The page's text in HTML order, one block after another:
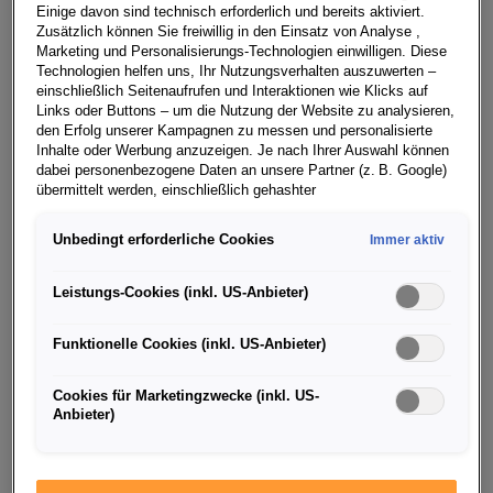
Erfolgsgeschichte. Der populäre Kleinwagen ist mit
neu gestalteten Front- und Heckschürzen, den
erstmals verfügbaren LED-Scheinwerfern und LED-
Heckleuchten sowie einem feineren Interieur jetzt
noch attraktiver. Drehfreudige und effiziente 1,0-Liter
Benzinmotoren sowie zusätzliche Assistenzsysteme
prägen den modernen Charakter des ŠKODA FABIA.
Internationalen Automobilsalon 2018 in Genf
Halbjahr 2018.
Neue Designakzente prägen Exterieur und Interieur
Das modifizierte Design der Front- und der Heckschürze
sorgt für ein besonders hochwertiges Erscheinungsbild.
Scheinwerfer und Nebelscheinwerfer mit neuen
Einige davon sind technisch erforderlich und bereits aktiviert.
Zusätzlich können Sie freiwillig in den Einsatz von Analyse ,
Marketing und Personalisierungs-Technologien einwilligen. Diese
Technologien helfen uns, Ihr Nutzungsverhalten auszuwerten –
einschließlich Seitenaufrufen und Interaktionen wie Klicks auf
Links oder Buttons – um die Nutzung der Website zu analysieren,
den Erfolg unserer Kampagnen zu messen und personalisierte
Inhalte oder Werbung anzuzeigen. Je nach Ihrer Auswahl können
dabei personenbezogene Daten an unsere Partner (z. B. Google)
übermittelt werden, einschließlich gehashter
(z. B. E Mail Adresse oder Telefonnummer).
Dienste der Google Ireland Ltd., die personenbezogene Daten an
die Google LLC in den USA weiterleiten kann. In den USA besteht
und eingeschränkte Rechtsschutzmöglichkeiten können nicht
von Standardvertragsklauseln der Europäischen Kommission.
Unbedingt erforderliche Cookies Immer aktiv
Leistungs-Cookies (inkl. US-Anbieter)
Funktionelle Cookies (inkl. US-Anbieter)
Cookies für Marketingzwecke (inkl. US-
Anbieter)